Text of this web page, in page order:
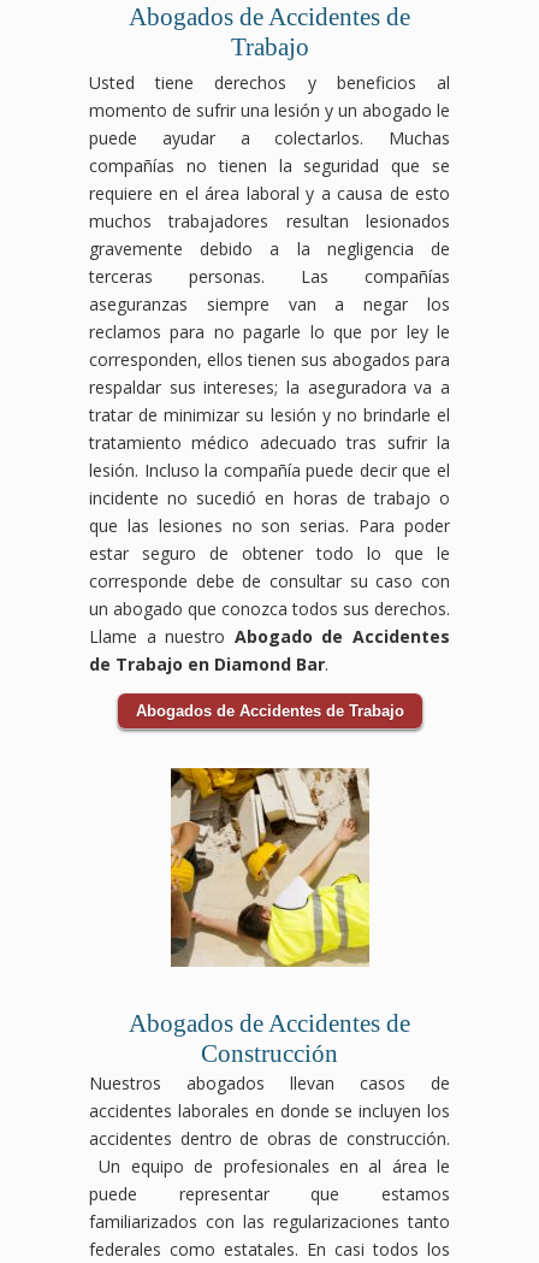
Abogados de Accidentes de
Trabajo
Usted tiene derechos y beneficios al
momento de sufrir una lesión y un abogado le
puede ayudar a colectarlos. Muchas
compañías no tienen la seguridad que se
requiere en el área laboral y a causa de esto
muchos trabajadores resultan lesionados
gravemente debido a la negligencia de
terceras personas. Las compañías
aseguranzas siempre van a negar los
reclamos para no pagarle lo que por ley le
corresponden, ellos tienen sus abogados para
respaldar sus intereses; la aseguradora va a
tratar de minimizar su lesión y no brindarle el
tratamiento médico adecuado tras sufrir la
lesión. Incluso la compañía puede decir que el
incidente no sucedió en horas de trabajo o
que las lesiones no son serias. Para poder
estar seguro de obtener todo lo que le
corresponde debe de consultar su caso con
un abogado que conozca todos sus derechos.
Llame a nuestro Abogado de Accidentes
de Trabajo en Diamond Bar.
Abogados de Accidentes de Trabajo
Abogados de Accidentes de
Construcción
Nuestros abogados llevan casos de
accidentes laborales en donde se incluyen los
accidentes dentro de obras de construcción.
Un equipo de profesionales en al área le
puede representar que estamos
familiarizados con las regularizaciones tanto
federales como estatales. En casi todos los